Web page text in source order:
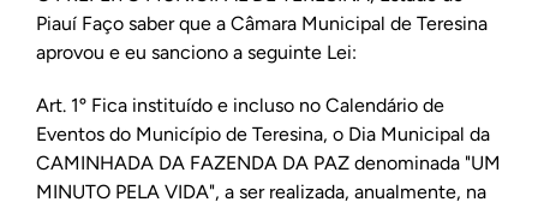
Piauí Faço saber que a Câmara Municipal de Teresina
aprovou e eu sanciono a seguinte Lei:
Art. 1º Fica instituído e incluso no Calendário de
Eventos do Município de Teresina, o Dia Municipal da
CAMINHADA DA FAZENDA DA PAZ denominada "UM
MINUTO PELA VIDA", a ser realizada, anualmente, na